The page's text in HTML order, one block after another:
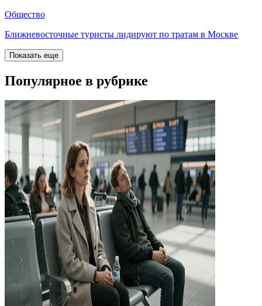
Общество
Ближневосточные туристы лидируют по тратам в Москве
Показать еще
Популярное в рубрике